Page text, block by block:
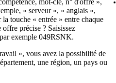
mot-clé, n° d'offre »,
« serveur », « anglais »,
la touche « entrée » entre chaque
précise ? Saisissez
exemple 049RSNK.
», vous avez la possibilité de
une région, un pays ou